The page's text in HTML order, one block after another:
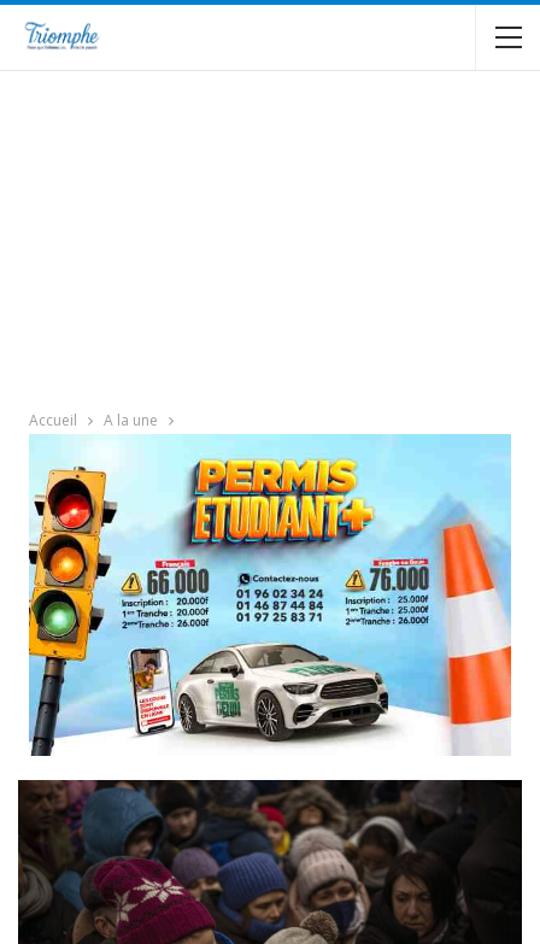
Accueil A la une